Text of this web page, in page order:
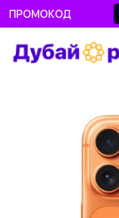
ПРОМОКОД